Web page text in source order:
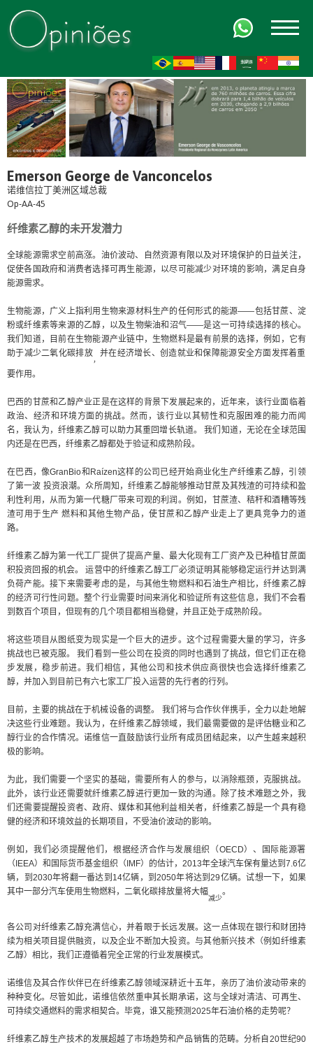
Emerson George de Vanconcelos
诺维信拉丁美洲区域总裁
Op-AA-45
纤维素乙醇的未开发潜力
全球能源需求空前高涨。油价波动、自然资源有限以及对环境保护的日益关注，
促使各国政府和消费者选择可再生能源，以尽可能减少对环境的影响，满足自身
能源需求。
生物能源，广义上指利用生物来源材料生产的任何形式的能源——包括甘蔗、淀
粉或纤维素等来源的乙醇，以及生物柴油和沼气——是这一可持续选择的核心。
我们知道，目前在生物能源产业链中，生物燃料是最有前景的选择，例如，它有
助于减少二氧化碳排放
，
并在经济增长、创造就业和保障能源安全方面发挥着重
要作用。
巴西的甘蔗和乙醇产业正是在这样的背景下发展起来的，近年来，该行业面临着
政治、经济和环境方面的挑战。然而，该行业以其韧性和克服困难的能力而闻
名，我认为，纤维素乙醇可以助力其重回增长轨道。我们知道，无论在全球范围
内还是在巴西，纤维素乙醇都处于验证和成熟阶段。
在巴西，像GranBio和Raízen这样的公司已经开始商业化生产纤维素乙醇，引领
了第一波 投资浪潮。众所周知，纤维素乙醇能够推动甘蔗及其残渣的可持续和盈
利性利用，从而为第一代糖厂带来可观的利润。例如，甘蔗渣、秸秆和酒糟等残
渣可用于生产燃料和其他生物产品，使甘蔗和乙醇产业走上了更具竞争力的道
路。
纤维素乙醇为第一代工厂提供了提高产量、最大化现有工厂资产及已种植甘蔗面
积投资回报的机会。运营中的纤维素乙醇工厂必须证明其能够稳定运行并达到满
负荷产能。接下来需要考虑的是，与其他生物燃料和石油生产相比，纤维素乙醇
的经济可行性问题。整个行业需要时间来消化和验证所有这些信息，我们不会看
到数百个项目，但现有的几个项目都相当稳健，并且正处于成熟阶段。
将这些项目从图纸变为现实是一个巨大的进步。这个过程需要大量的学习，许多
挑战也已被克服。我们看到一些公司在投资的同时也遇到了挑战，但它们正在稳
步发展，稳步前进。我们相信，其他公司和技术供应商很快也会选择纤维素乙
醇，并加入到目前已有六七家工厂投入运营的先行者的行列。
目前，主要的挑战在于机械设备的调整。 我们将与合作伙伴携手，全力以赴地解
决这些行业难题。我认为，在纤维素乙醇领域，我们最需要做的是评估糖业和乙
醇行业的合作情况。诺维信一直鼓励该行业所有成员团结起来，以产生越来越积
极的影响。
为此，我们需要一个坚实的基础，需要所有人的参与，以消除瓶颈，克服挑战。
此外，该行业还需要就纤维素乙醇进行更加一致的沟通。除了技术难题之外，我
们还需要提醒投资者、政府、媒体和其他利益相关者，纤维素乙醇是一个具有稳
健的经济和环境效益的长期项目，不受油价波动的影响。
例如，我们必须提醒他们，根据经济合作与发展组织（OECD）、国际能源署
（IEEA）和国际货币基金组织（IMF）的估计，2013年全球汽车保有量达到7.6亿
辆，到2030年将翻一番达到14亿辆，到2050年将达到29亿辆。试想一下，如果
其中一部分汽车使用生物燃料，二氧化碳排放量将大幅
减少
。
各公司对纤维素乙醇充满信心，并着眼于长远发展。这一点体现在银行和财团持
续为相关项目提供融资，以及企业不断加大投资。与其他新兴技术（例如纤维素
乙醇）相比，我们正遵循着完全正常的行业发展模式。
诺维信及其合作伙伴已在纤维素乙醇领域深耕近十五年，亲历了油价波动带来的
种种变化。尽管如此，诺维信依然重申其长期承诺，这与全球对清洁、可再生、
可持续交通燃料的需求相契合。毕竟，谁又能预测2025年石油价格的走势呢？
纤维素乙醇生产技术的发展超越了市场趋势和产品销售的范畴。分析自20世纪90